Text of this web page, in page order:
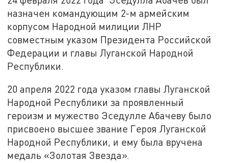
назначен командующим 2-м армейским
корпусом Народной милиции ЛНР
совместным указом Президента Российской
Федерации и главы Луганской Народной
Республики.
20 апреля 2022 года указом главы Луганской
Народной Республики за проявленный
героизм и мужество Эседулле Абачеву было
присвоено высшее звание Героя Луганской
Народной Республики, и ему была вручена
медаль «Золотая Звезда».